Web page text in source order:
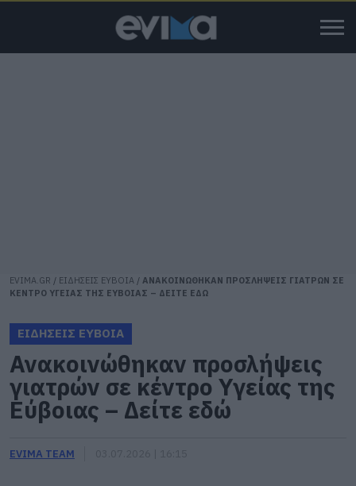
EVIMA.GR / ΕΙΔΗΣΕΙΣ ΕΥΒΟΙΑ / ΑΝΑΚΟΙΝΩΘΗΚΑΝ ΠΡΟΣΛΗΨΕΙΣ ΓΙΑΤΡΩΝ ΣΕ
ΚΕΝΤΡΟ ΥΓΕΙΑΣ ΤΗΣ ΕΥΒΟΙΑΣ – ΔΕΙΤΕ ΕΔΩ
ΕΙΔΗΣΕΙΣ ΕΥΒΟΙΑ
Ανακοινώθηκαν προσλήψεις
γιατρών σε κέντρο Υγείας της
Εύβοιας – Δείτε εδώ
EVIMA TEAM